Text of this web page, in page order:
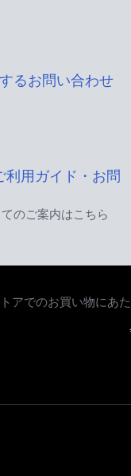
るお問い合わせ
利用ガイド・お問
のご案内はこちら
アでのお買い物にあ